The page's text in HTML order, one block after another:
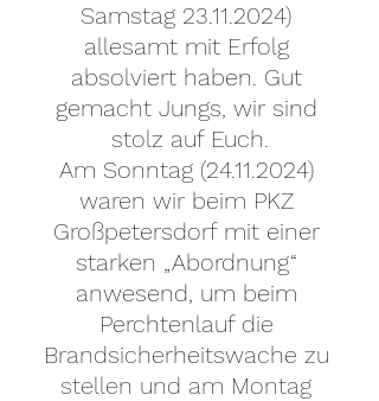
Samstag 23.11.2024)
allesamt mit Erfolg
absolviert haben. Gut
gemacht Jungs, wir sind
stolz auf Euch.
Am Sonntag (24.11.2024)
waren wir beim PKZ
Großpetersdorf mit einer
starken „Abordnung“
anwesend, um beim
Perchtenlauf die
Brandsicherheitswache zu
stellen und am Montag